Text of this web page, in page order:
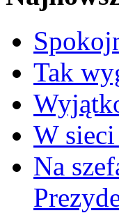
Tak
W
Na